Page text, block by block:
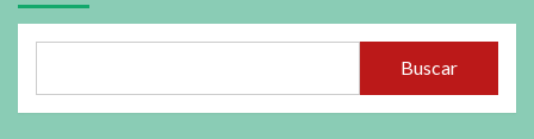
Buscar